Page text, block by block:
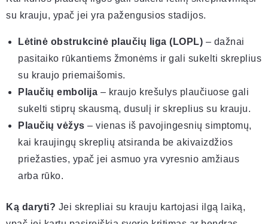
su krauju, ypač jei yra pažengusios stadijos.
Lėtinė obstrukcinė plaučių liga (LOPL) – dažnai
pasitaiko rūkantiems žmonėms ir gali sukelti skreplius
su kraujo priemaišomis.
Plaučių embolija – kraujo krešulys plaučiuose gali
sukelti stiprų skausmą, dusulį ir skreplius su krauju.
Plaučių vėžys – vienas iš pavojingesnių simptomų,
kai kraujingų skreplių atsiranda be akivaizdžios
priežasties, ypač jei asmuo yra vyresnio amžiaus
arba rūko.
Ką daryti? Jei skrepliai su krauju kartojasi ilgą laiką,